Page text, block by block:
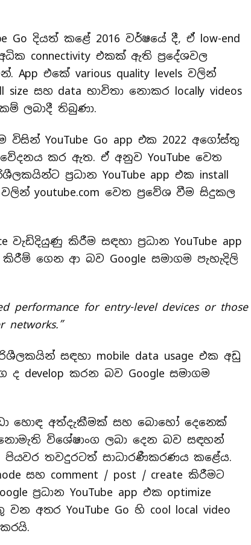
Go දියත් කළේ 2016 වර්ෂයේ දී, ඒ low-end
connectivity එකක් ඇති ප්‍රදේශවල
එකේ various quality levels වලින්
size සහ data භාවිතා නොකර locally videos
ලබාදී තිබුණා.
විසින් YouTube Go app එක 2022 අගෝස්තු
කර ඇත. ඒ අනුව YouTube වෙත
ප්‍රධාන YouTube app එක install
youtube.com වෙත ප්‍රවේශ වීම සිදුකල
වැඩිදියුණු කිරීම සඳහා ප්‍රධාන YouTube app
ගෙන ආ බව Google සමාගම පැහැදිලි
performance for entry-level devices or those
networks.”
සඳහා mobile data usage එක අඩු
develop කරන බව Google සමාගම
වඩා හොඳ අත්දැකීමක් සහ බොහෝ දෙනෙක්
නොමැති විශේෂාංග ලබා දෙන බව සඳහන්
පියවර තවදුරටත් සාධාරණීකරණය කළේය.
සහ comment / post / create කිරීමට
ප්‍රධාන YouTube app එක optimize
අතර YouTube Go හි cool local video